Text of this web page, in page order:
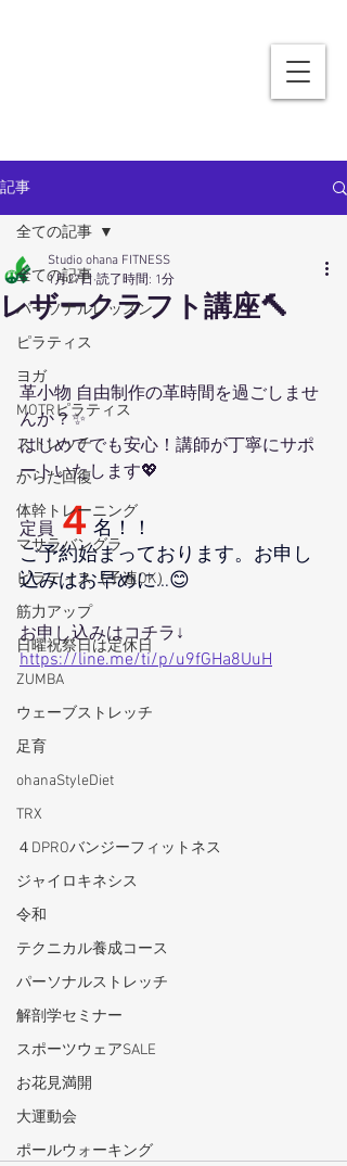
記事
全ての記事
パーソナルレッスン
ピラティス
ヨガ
MOTRピラティス
ストレッチ
からだ回復
体幹トレーニング
マサラバングラ
ピラティス（子連OK）
筋力アップ
日曜祝祭日は定休日
ZUMBA
ウェーブストレッチ
足育
ohanaStyleDiet
TRX
４DPROバンジーフィットネス
ジャイロキネシス
令和
テクニカル養成コース
パーソナルストレッチ
解剖学セミナー
スポーツウェアSALE
お花見満開
大運動会
ポールウォーキング
全ての記事
レザークラフト講座🔨
Studio ohana FITNESS
1月27日 読了時間: 1分
革小物 自由制作の革時間を過ごしませ
んか？✨
はじめてでも安心！講師が丁寧にサポ
ートいたします💖
定員４名！！
ご予約始まっております。お申し
込みはお早めに…😊
お申し込みはコチラ↓
https://line.me/ti/p/u9fGHa8UuH